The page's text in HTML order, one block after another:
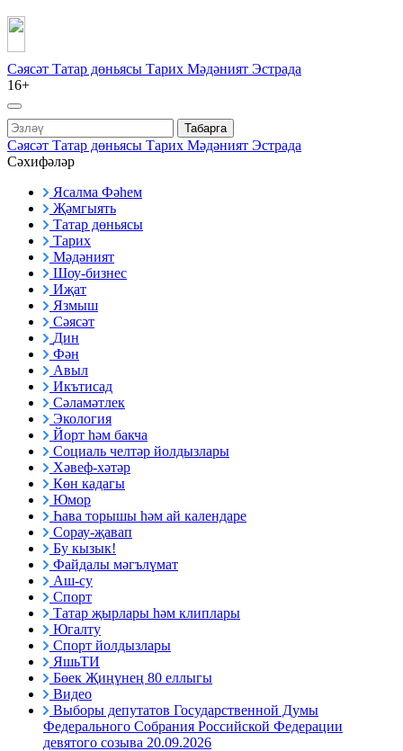
Сәясәт Татар дөньясы Тарих Мәдәният Эстрада
16+
Табарга
Сәясәт Татар дөньясы Тарих Мәдәният Эстрада
Сәхифәләр
Ясалма Фәһем
Җәмгыять
Татар дөньясы
Тарих
Мәдәният
Шоу-бизнес
Иҗат
Язмыш
Сәясәт
Дин
Фән
Авыл
Икътисад
Сәламәтлек
Экология
Йорт һәм бакча
Социаль челтәр йолдызлары
Хәвеф-хәтәр
Көн кадагы
Юмор
Һава торышы һәм ай календаре
Сорау-җавап
Бу кызык!
Файдалы мәгълүмат
Аш-су
Спорт
Татар җырлары һәм клиплары
Югалту
Спорт йолдызлары
ЯшьТИ
Бөек Җиңүнең 80 еллыгы
Видео
Выборы депутатов Государственной Думы
Федерального Собрания Российской Федерации
девятого созыва 20.09.2026